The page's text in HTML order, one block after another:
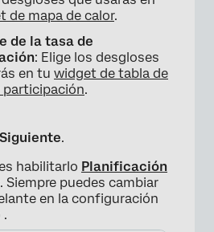
de mapa de calor.
de la tasa de
: Elige los desgloses
en tu widget de tabla de
participación.
Siguiente.
habilitarlo Planificación
. Siempre puedes cambiar
en la configuración
.